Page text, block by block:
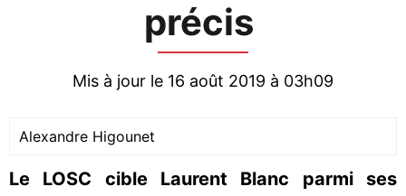
précis
Mis à jour le 16 août 2019 à 03h09
Alexandre Higounet
Le LOSC cible Laurent Blanc parmi ses